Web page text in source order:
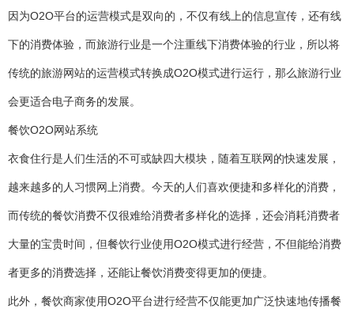
因为O2O平台的运营模式是双向的，不仅有线上的信息宣传，还有线
下的消费体验，而旅游行业是一个注重线下消费体验的行业，所以将
传统的旅游网站的运营模式转换成O2O模式进行运行，那么旅游行业
会更适合电子商务的发展。
餐饮O2O网站系统
衣食住行是人们生活的不可或缺四大模块，随着互联网的快速发展，
越来越多的人习惯网上消费。今天的人们喜欢便捷和多样化的消费，
而传统的餐饮消费不仅很难给消费者多样化的选择，还会消耗消费者
大量的宝贵时间，但餐饮行业使用O2O模式进行经营，不但能给消费
者更多的消费选择，还能让餐饮消费变得更加的便捷。
此外，餐饮商家使用O2O平台进行经营不仅能更加广泛快速地传播餐